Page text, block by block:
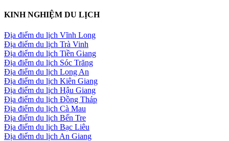
KINH NGHIỆM DU LỊCH
Địa điểm du lịch Vĩnh Long
Địa điểm du lịch Trà Vinh
Địa điểm du lịch Tiền Giang
Địa điểm du lịch Sóc Trăng
Địa điểm du lịch Long An
Địa điểm du lịch Kiên Giang
Địa điểm du lịch Hậu Giang
Địa điểm du lịch Đồng Tháp
Địa điểm du lịch Cà Mau
Địa điểm du lịch Bến Tre
Địa điểm du lịch Bạc Liêu
Địa điểm du lịch An Giang